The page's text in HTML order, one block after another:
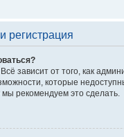
регистрация
зависит от того, как
которые
мы рекомендуем это сделать.